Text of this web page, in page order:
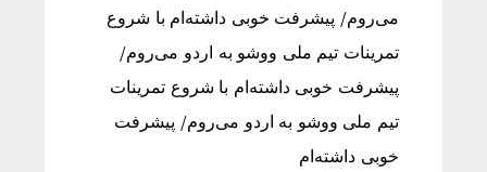
می‌روم/ پیشرفت خوبی داشته‌ام با شروع
تمرینات تیم ملی ووشو به اردو می‌روم/
پیشرفت خوبی داشته‌ام با شروع تمرینات
تیم ملی ووشو به اردو می‌روم/ پیشرفت
خوبی داشته‌ام